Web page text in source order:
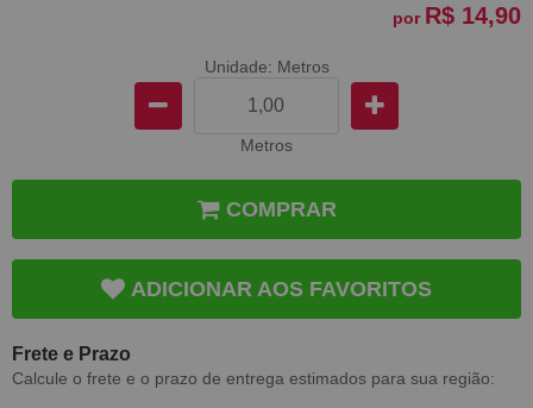
por R$ 14,90
Unidade: Metros
Metros
COMPRAR
ADICIONAR AOS FAVORITOS
Frete e Prazo
Calcule o frete e o prazo de entrega estimados para sua região: